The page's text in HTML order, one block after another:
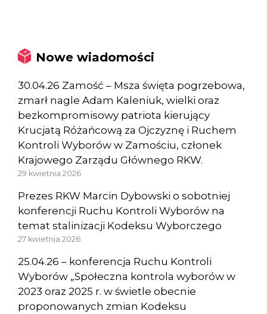
Nowe wiadomości
30.04.26 Zamość – Msza święta pogrzebowa,
zmarł nagle Adam Kaleniuk, wielki oraz
bezkompromisowy patriota kierujący
Krucjatą Różańcową za Ojczyznę i Ruchem
Kontroli Wyborów w Zamościu, członek
Krajowego Zarządu Głównego RKW.
29 kwietnia 2026
Prezes RKW Marcin Dybowski o sobotniej
konferencji Ruchu Kontroli Wyborów na
temat stalinizacji Kodeksu Wyborczego
27 kwietnia 2026
25.04.26 – konferencja Ruchu Kontroli
Wyborów „Społeczna kontrola wyborów w
2023 oraz 2025 r. w świetle obecnie
proponowanych zmian Kodeksu